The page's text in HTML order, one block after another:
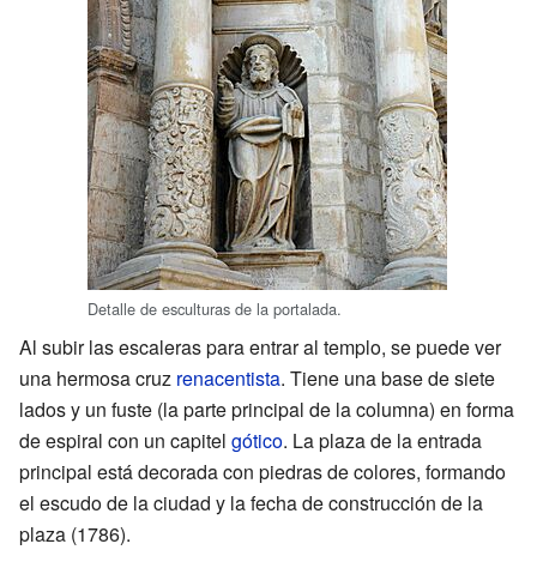
Detalle de esculturas de la portalada.
Al subir las escaleras para entrar al templo, se puede ver
una hermosa cruz renacentista. Tiene una base de siete
lados y un fuste (la parte principal de la columna) en forma
de espiral con un capitel gótico. La plaza de la entrada
principal está decorada con piedras de colores, formando
el escudo de la ciudad y la fecha de construcción de la
plaza (1786).